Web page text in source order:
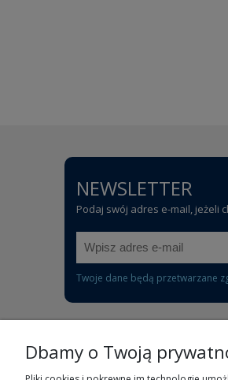
NEWSLETTER
Podaj swój adres e-mail, jeżeli
Twoje dane będą przetwarzane
Dbamy o Twoją